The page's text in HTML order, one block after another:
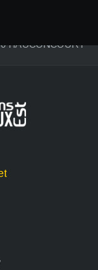
HAUCONCOURT